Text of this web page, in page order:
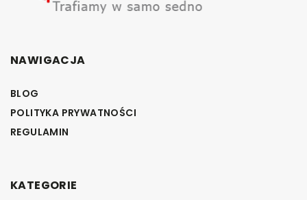
NAWIGACJA
BLOG
POLITYKA PRYWATNOŚCI
REGULAMIN
KATEGORIE